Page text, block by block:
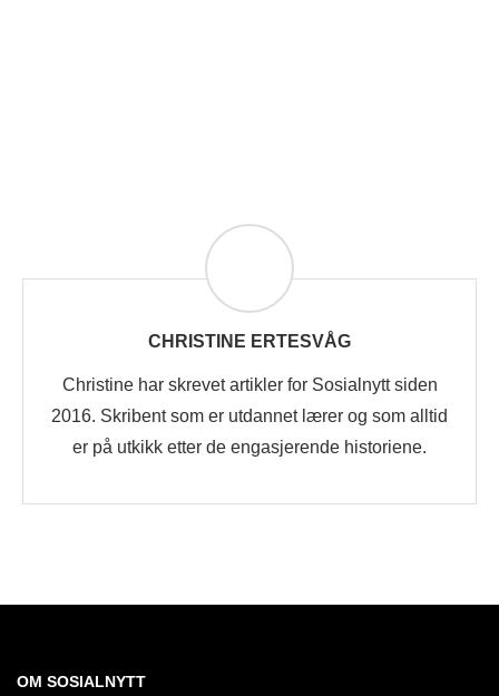
CHRISTINE ERTESVÅG
Christine har skrevet artikler for Sosialnytt siden
2016. Skribent som er utdannet lærer og som alltid
er på utkikk etter de engasjerende historiene.
OM SOSIALNYTT